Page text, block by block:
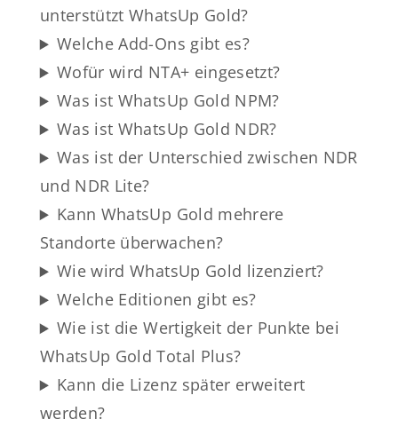
unterstützt WhatsUp Gold?
Welche Add-Ons gibt es?
Wofür wird NTA+ eingesetzt?
Was ist WhatsUp Gold NPM?
Was ist WhatsUp Gold NDR?
Was ist der Unterschied zwischen NDR
und NDR Lite?
Kann WhatsUp Gold mehrere
Standorte überwachen?
Wie wird WhatsUp Gold lizenziert?
Welche Editionen gibt es?
Wie ist die Wertigkeit der Punkte bei
WhatsUp Gold Total Plus?
Kann die Lizenz später erweitert
werden?